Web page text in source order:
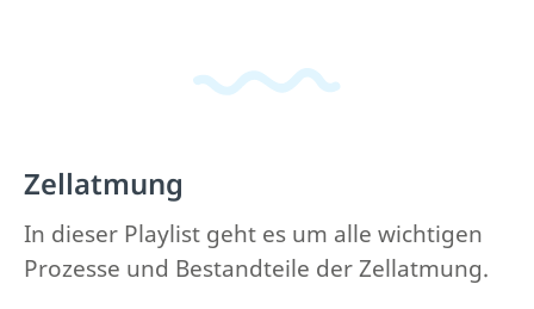
Zellatmung
In dieser Playlist geht es um alle wichtigen
Prozesse und Bestandteile der Zellatmung.